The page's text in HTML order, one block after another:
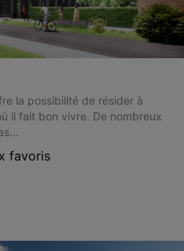
la possibilité de résider à
il fait bon vivre. De nombreux
favoris